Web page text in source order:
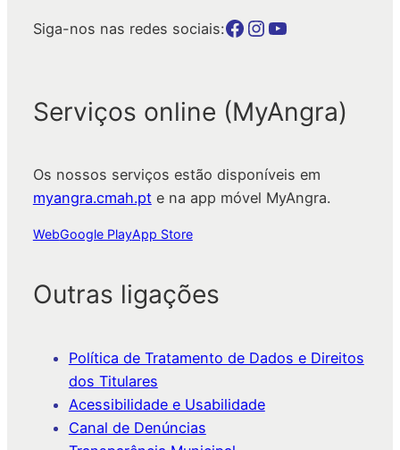
Siga-nos nas redes sociais:Botão para a página da autarquia no Facebook Botão para a página da autarquia no Instagram Botão para a página da autarquia no Youtube
Serviços online (MyAngra)
Os nossos serviços estão disponíveis em
myangra.cmah.pte na app móvel MyAngra.
WebGoogle PlayApp Store
Outras ligações
Política de Tratamento de Dados e Direitos
dos Titulares
Acessibilidade e Usabilidade
Canal de Denúncias